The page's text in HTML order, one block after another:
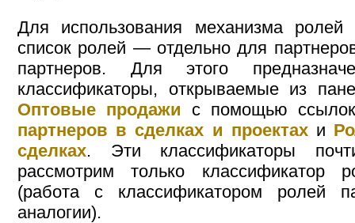
Для использования механизма ролей
список ролей — отдельно для
партнеров. Для этого
классификаторы, открываемые из
Оптовые продажи с помощью
партнеров в сделках и проектахи
сделках. Эти классификаторы
рассмотрим только классификатор
(работа с классификатором ролей
аналогии).